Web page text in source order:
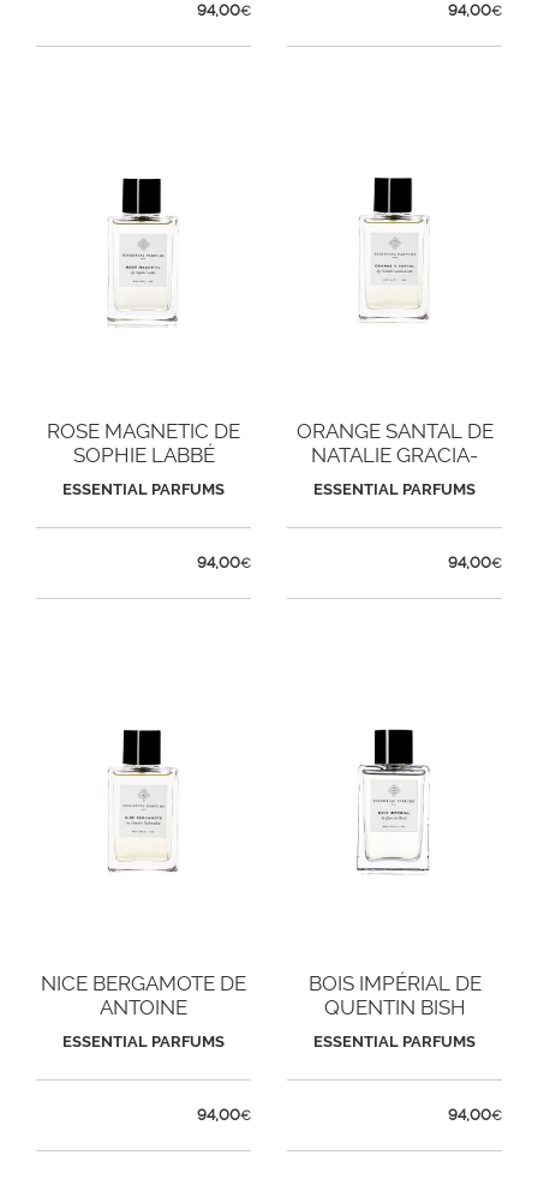
94,00€ 94,00€
ROSE MAGNETIC DE
SOPHIE LABBÉ
ESSENTIAL PARFUMS
94,00€
ORANGE SANTAL DE
NATALIE GRACIA-
CETTO
ESSENTIAL PARFUMS
94,00€
NICE BERGAMOTE DE
ANTOINE
MAISONDIEU
ESSENTIAL PARFUMS
94,00€
BOIS IMPÉRIAL DE
QUENTIN BISH
ESSENTIAL PARFUMS
94,00€